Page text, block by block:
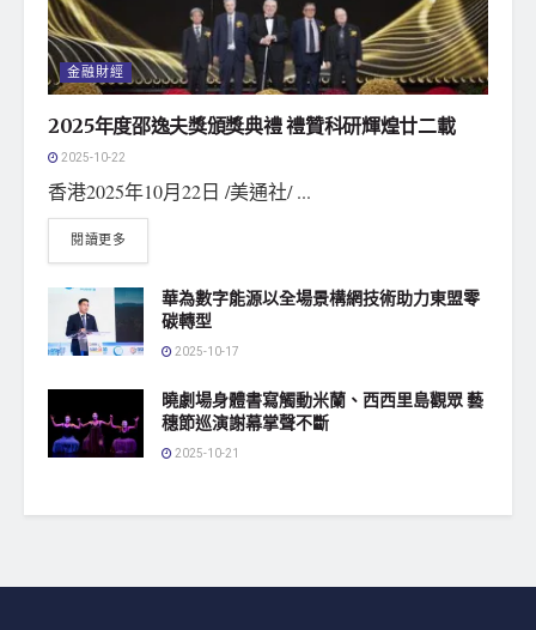
金融財經
2025年度邵逸夫獎頒獎典禮 禮贊科研輝煌廿二載
2025-10-22
香港2025年10月22日 /美通社/ ...
閱讀更多
華為數字能源以全場景構網技術助力東盟零
碳轉型
2025-10-17
曉劇場身體書寫觸動米蘭、西西里島觀眾 藝
穗節巡演謝幕掌聲不斷
2025-10-21